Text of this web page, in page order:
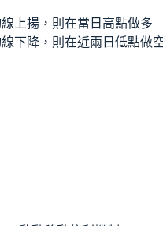
上揚，則在當日高點做多
下降，則在近兩日低點做